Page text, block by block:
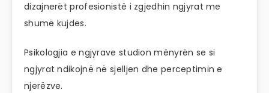
dizajnerët profesionistë i zgjedhin ngjyrat me
shumë kujdes.
Psikologjia e ngjyrave studion mënyrën se si
ngjyrat ndikojnë në sjelljen dhe perceptimin e
njerëzve.